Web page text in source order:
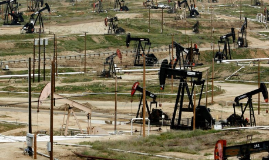
Интервью
Карты
О нас
@Infotek_Russia